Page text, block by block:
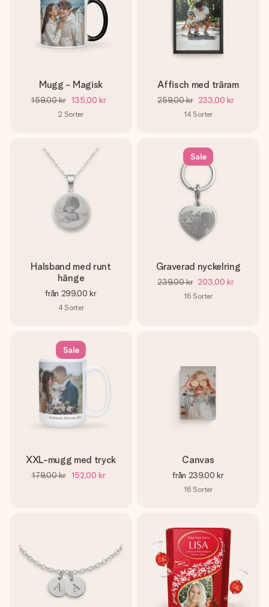
Mugg - Magisk
159,00 kr 135,00 kr
2 Sorter
Affisch med träram
259,00 kr 233,00 kr
14 Sorter
Halsband med runt
hänge
från 299,00 kr
4 Sorter
Sale
Graverad nyckelring
239,00 kr 203,00 kr
16 Sorter
Sale
XXL-mugg med tryck
179,00 kr 152,00 kr
Canvas
från 239,00 kr
16 Sorter